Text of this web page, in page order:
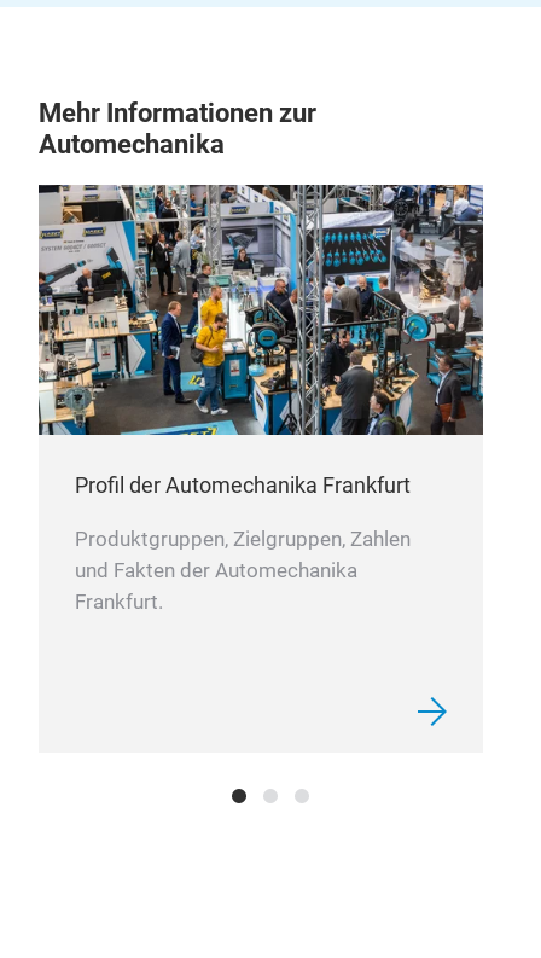
Mehr Informationen zur
Automechanika
Profil der Automechanika Frankfurt
Produktgruppen, Zielgruppen, Zahlen
und Fakten der Automechanika
Frankfurt.